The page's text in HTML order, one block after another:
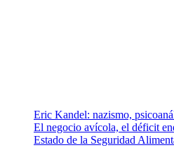
Eric Kandel: nazismo,
El negocio avícola, el déficit
Estado de la Seguridad